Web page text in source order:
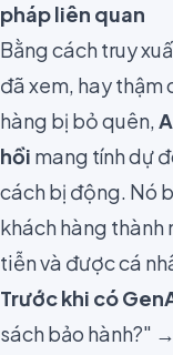
pháp liên quan
Bằng cách truy
đã xem, hay thậm
hàng bị bỏ quên,
hồi mang tính dự
cách bị động. Nó
khách hàng thành
tiễn và được cá
Trước khi có
sách bảo hành?"